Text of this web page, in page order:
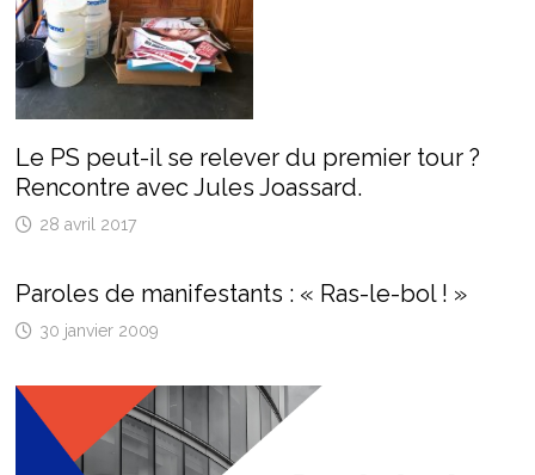
Le PS peut-il se relever du premier tour ?
Rencontre avec Jules Joassard.
28 avril 2017
Paroles de manifestants : « Ras-le-bol ! »
30 janvier 2009